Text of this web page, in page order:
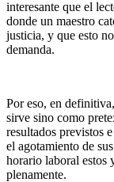
interesante que el
donde un maestro
justicia, y que esto
demanda.
Por eso, en
sirve sino como
resultados previstos
el agotamiento de
horario laboral estos
plenamente.